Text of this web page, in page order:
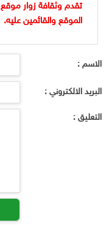
تقدم وثقافة زوار
الموقع والقائمين عليه.
الاسم :
البريد الالكتروني :
التعليق :